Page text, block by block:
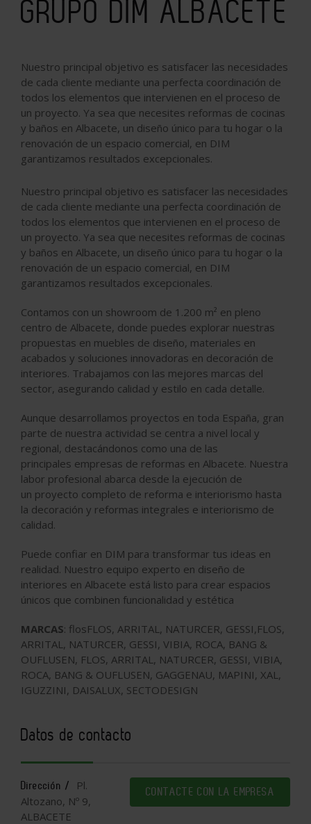
GRUPO DIM ALBACETE
Nuestro principal objetivo es satisfacer las necesidades
de cada cliente mediante una perfecta coordinación de
todos los elementos que intervienen en el proceso de
un proyecto. Ya sea que necesites reformas de cocinas
y baños en Albacete, un diseño único para tu hogar o la
renovación de un espacio comercial, en DIM
garantizamos resultados excepcionales.
Nuestro principal objetivo es satisfacer las necesidades
de cada cliente mediante una perfecta coordinación de
todos los elementos que intervienen en el proceso de
un proyecto. Ya sea que necesites reformas de cocinas
y baños en Albacete, un diseño único para tu hogar o la
renovación de un espacio comercial, en DIM
garantizamos resultados excepcionales.
Contamos con un showroom de 1.200 m² en pleno
centro de Albacete, donde puedes explorar nuestras
propuestas en muebles de diseño, materiales en
acabados y soluciones innovadoras en decoración de
interiores. Trabajamos con las mejores marcas del
sector, asegurando calidad y estilo en cada detalle.
Aunque desarrollamos proyectos en toda España, gran
parte de nuestra actividad se centra a nivel local y
regional, destacándonos como una de las
principales empresas de reformas en Albacete. Nuestra
labor profesional abarca desde la ejecución de
un proyecto completo de reforma e interiorismo hasta
la decoración y reformas integrales e interiorismo de
calidad.
Puede confiar en DIM para transformar tus ideas en
realidad. Nuestro equipo experto en diseño de
interiores en Albacete está listo para crear espacios
únicos que combinen funcionalidad y estética
MARCAS: flosFLOS, ARRITAL, NATURCER, GESSI,FLOS,
ARRITAL, NATURCER, GESSI, VIBIA, ROCA, BANG &
OUFLUSEN, FLOS, ARRITAL, NATURCER, GESSI, VIBIA,
ROCA, BANG & OUFLUSEN, GAGGENAU, MAPINI, XAL,
IGUZZINI, DAISALUX, SECTODESIGN
Datos de contacto
CONTACTE CON LA EMPRESA
Dirección /
Pl.
Altozano, Nº 9,
ALBACETE